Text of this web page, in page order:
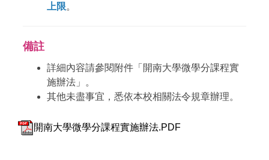
上限。
備註
詳細內容請參閱附件「開南大學微學分課程實
施辦法」。
其他未盡事宜，悉依本校相關法令規章辦理。
開南大學微學分課程實施辦法.PDF